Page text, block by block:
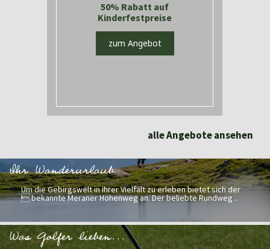
50% Rabatt auf
Kinderfestpreise
zum Angebot
alle Angebote ansehen
Ihr Wanderurlaub
Um die Gebirgswelt in ihrer Vielfalt zu erleben bietet sich der
 bekannte Meraner Höhenweg an. Der beliebte Rundweg ..
Was Golfer lieben...